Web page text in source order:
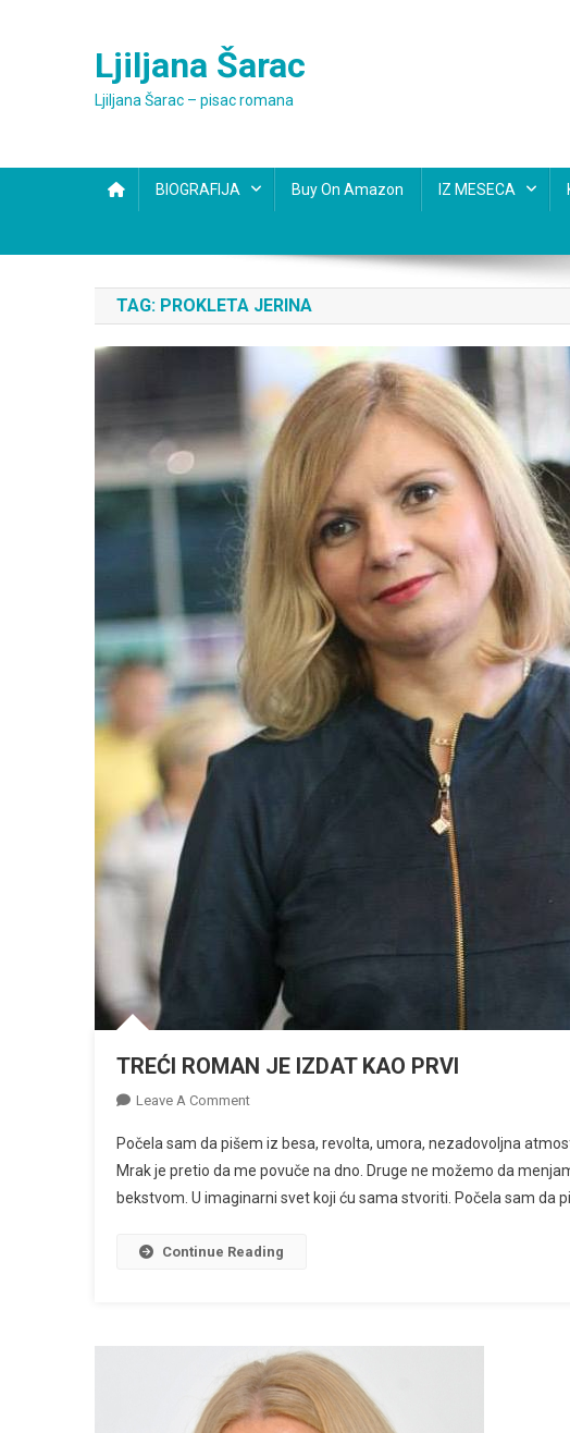
Ljiljana Šarac
Ljiljana Šarac – pisac romana
BIOGRAFIJA Buy On Amazon IZ MESECA
TAG: PROKLETA JERINA
TREĆI ROMAN JE IZDAT KAO PRVI
Leave A CommentOn
ROMAN
JE
IZDAT
PRVI
Počela sam da pišem iz besa, revolta, umora, nezadovoljna
Mrak je pretio da me povuče na dno. Druge ne možemo da
bekstvom. U imaginarni svet koji ću sama stvoriti. Počela sam da
Continue Reading